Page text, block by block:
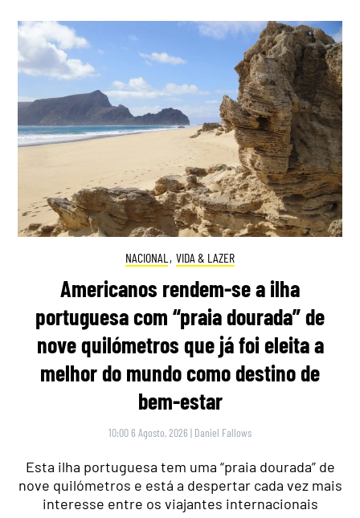
NACIONAL , VIDA & LAZER
Americanos rendem-se a ilha
portuguesa com “praia dourada” de
nove quilómetros que já foi eleita a
melhor do mundo como destino de
bem-estar
10:00 6 Agosto, 2026 | Daniel Fallows
Esta ilha portuguesa tem uma “praia dourada” de
nove quilómetros e está a despertar cada vez mais
interesse entre os viajantes internacionais